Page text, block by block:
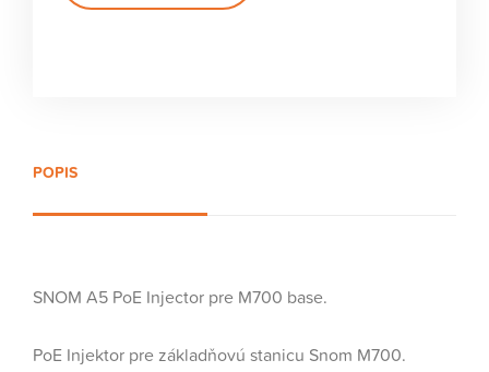
POPIS
SNOM A5 PoE Injector pre M700 base.
PoE Injektor pre základňovú stanicu Snom M700.